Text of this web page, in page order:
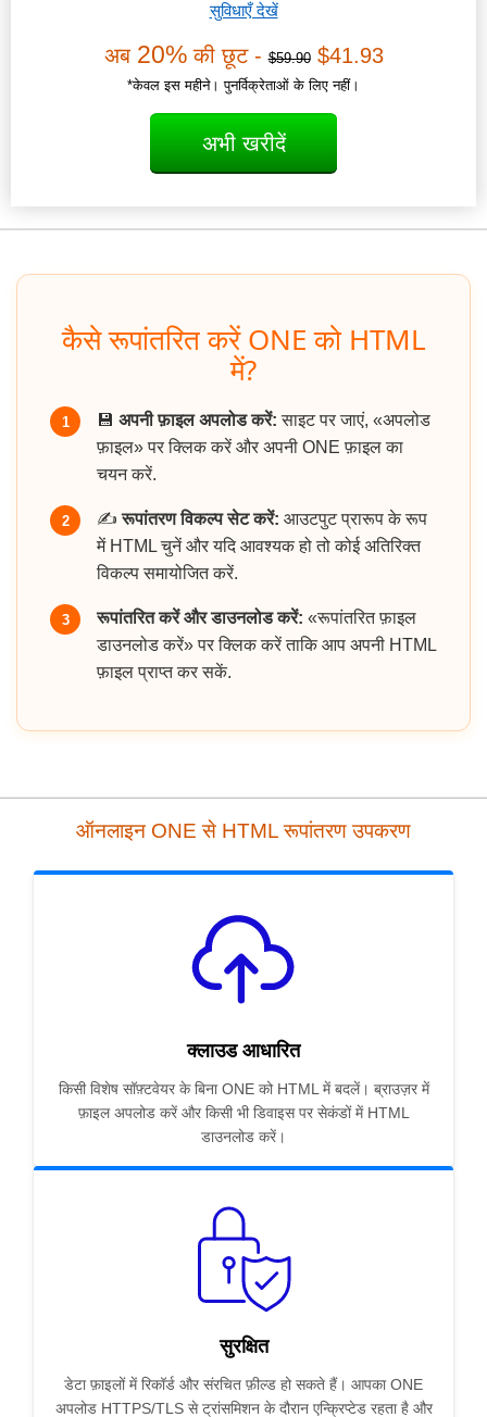
सुविधाएँ देखें
अब 20%की छूट -$59.90$41.93
*केवल इस महीने। पुनर्विक्रेताओं के लिए नहीं।
अभी खरीदें
कैसे रूपांतरित करें ONE को HTML
में?
1 💾 अपनी फ़ाइल अपलोड करें: साइट पर जाएं, «अपलोड
फ़ाइल» पर क्लिक करें और अपनी ONE फ़ाइल का
चयन करें.
2 ✍️रूपांतरण विकल्प सेट करें: आउटपुट प्रारूप के रूप
में HTML चुनें और यदि आवश्यक हो तो कोई अतिरिक्त
विकल्प समायोजित करें.
3 रूपांतरित करें और डाउनलोड करें: «रूपांतरित फ़ाइल
डाउनलोड करें» पर क्लिक करें ताकि आप अपनी HTML
फ़ाइल प्राप्त कर सकें.
ऑनलाइन ONE से HTML रूपांतरण उपकरण
क्लाउड आधारित
किसी विशेष सॉफ़्टवेयर के बिना ONE को HTML में बदलें। ब्राउज़र में
फ़ाइल अपलोड करें और किसी भी डिवाइस पर सेकंडों में HTML
डाउनलोड करें।
सुरक्षित
डेटा फ़ाइलों में रिकॉर्ड और संरचित फ़ील्ड हो सकते हैं। आपका ONE
अपलोड HTTPS/TLS से ट्रांसमिशन के दौरान एन्क्रिप्टेड रहता है और